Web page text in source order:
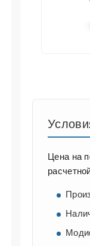
Цена на